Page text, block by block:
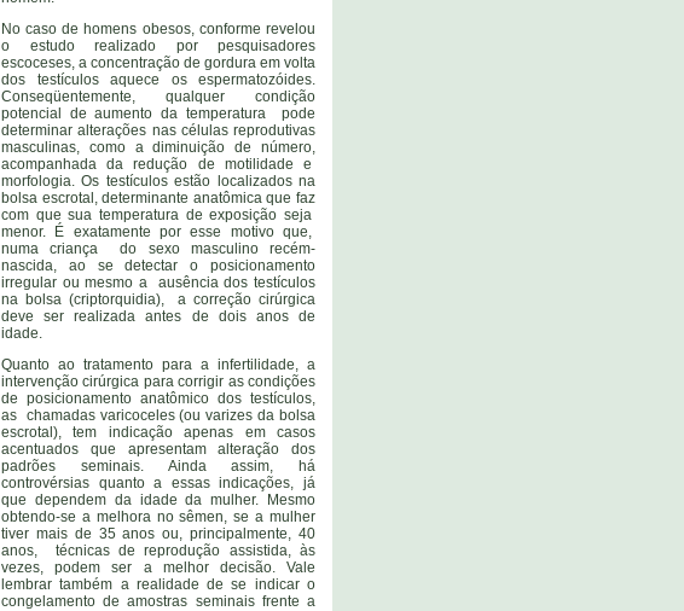
No caso de homens obesos, conforme revelou
o estudo realizado por pesquisadores
escoceses, a concentração de gordura em volta
dos testículos aquece os espermatozóides.
Conseqüentemente, qualquer condição
potencial de aumento da temperatura pode
determinar alterações nas células reprodutivas
masculinas, como a diminuição de número,
acompanhada da redução de motilidade e
morfologia. Os testículos estão localizados na
bolsa escrotal, determinante anatômica que faz
com que sua temperatura de exposição seja
menor. É exatamente por esse motivo que,
numa criança do sexo masculino recém-
nascida, ao se detectar o posicionamento
irregular ou mesmo a ausência dos testículos
na bolsa (criptorquidia), a correção cirúrgica
deve ser realizada antes de dois anos de
idade.
Quanto ao tratamento para a infertilidade, a
intervenção cirúrgica para corrigir as condições
de posicionamento anatômico dos testículos,
as chamadas varicoceles (ou varizes da bolsa
escrotal), tem indicação apenas em casos
acentuados que apresentam alteração dos
padrões seminais. Ainda assim, há
controvérsias quanto a essas indicações, já
que dependem da idade da mulher. Mesmo
obtendo-se a melhora no sêmen, se a mulher
tiver mais de 35 anos ou, principalmente, 40
anos, técnicas de reprodução assistida, às
vezes, podem ser a melhor decisão. Vale
lembrar também a realidade de se indicar o
congelamento de amostras seminais frente a